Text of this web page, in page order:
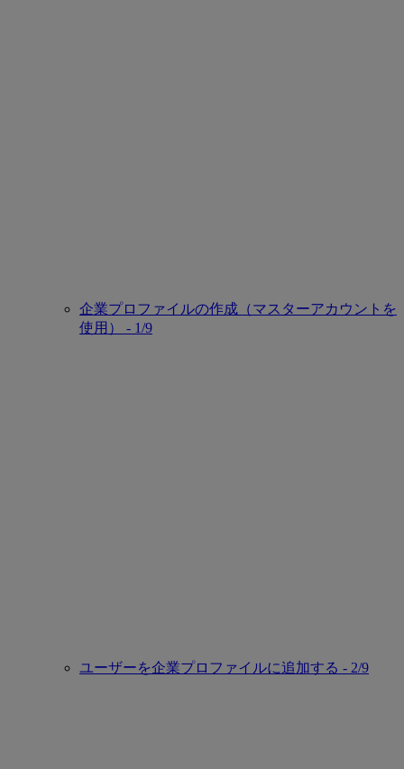
企業プロファイルの作成（マスターアカウントを
使用） - 1/9
ユーザーを企業プロファイルに追加する - 2/9